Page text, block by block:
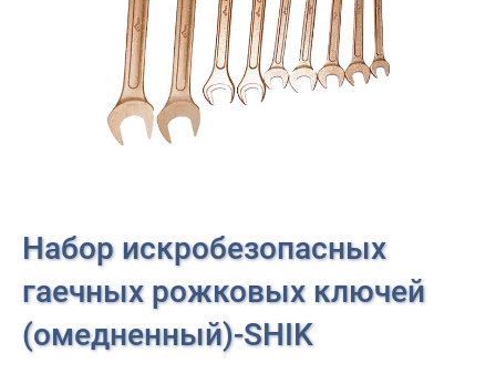
Набор искробезопасных
гаечных рожковых ключей
(омедненный)-SHIK